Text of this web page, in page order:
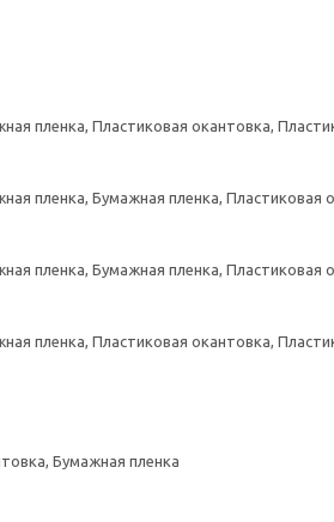
пленка, Пластиковая окантовка,
пленка, Бумажная пленка, Пластиковая
пленка, Бумажная пленка, Пластиковая
пленка, Пластиковая окантовка,
Бумажная пленка